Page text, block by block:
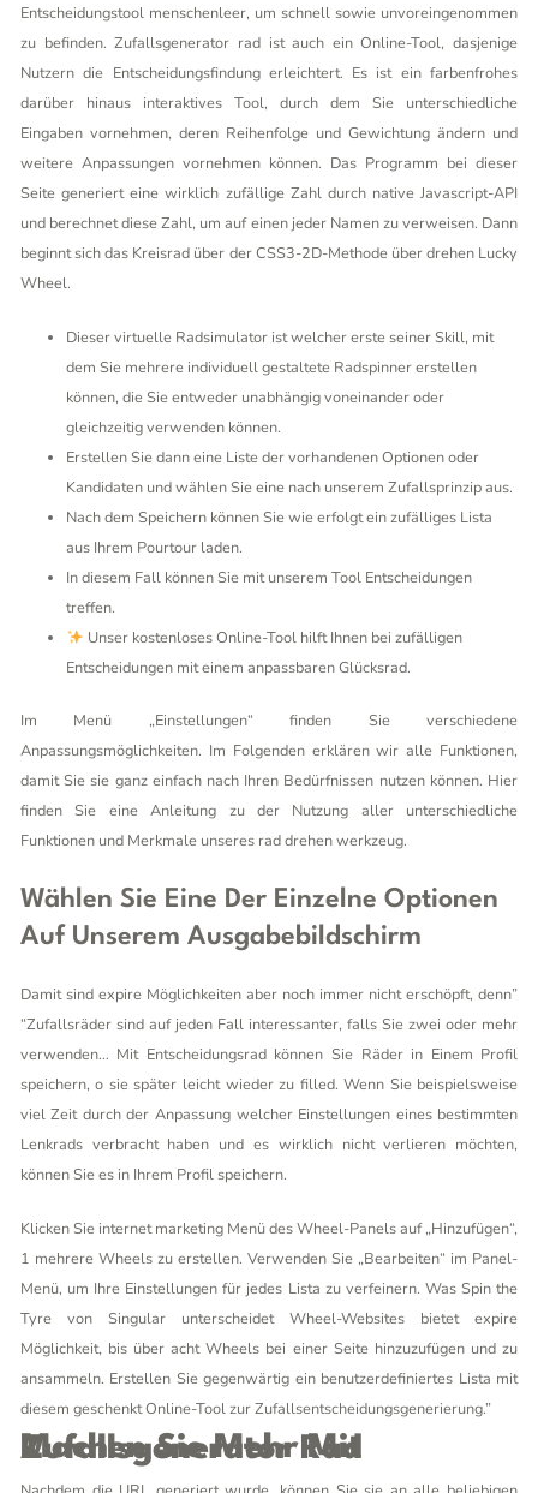
Entscheidungstool menschenleer, um schnell sowie unvoreingenommen
zu befinden. Zufallsgenerator rad ist auch ein Online-Tool, dasjenige
Nutzern die Entscheidungsfindung erleichtert. Es ist ein farbenfrohes
darüber hinaus interaktives Tool, durch dem Sie unterschiedliche
Eingaben vornehmen, deren Reihenfolge und Gewichtung ändern und
weitere Anpassungen vornehmen können. Das Programm bei dieser
Seite generiert eine wirklich zufällige Zahl durch native Javascript-API
und berechnet diese Zahl, um auf einen jeder Namen zu verweisen. Dann
beginnt sich das Kreisrad über der CSS3-2D-Methode über drehen Lucky
Wheel.
Dieser virtuelle Radsimulator ist welcher erste seiner Skill, mit
dem Sie mehrere individuell gestaltete Radspinner erstellen
können, die Sie entweder unabhängig voneinander oder
gleichzeitig verwenden können.
Erstellen Sie dann eine Liste der vorhandenen Optionen oder
Kandidaten und wählen Sie eine nach unserem Zufallsprinzip aus.
Nach dem Speichern können Sie wie erfolgt ein zufälliges Lista
aus Ihrem Pourtour laden.
In diesem Fall können Sie mit unserem Tool Entscheidungen
treffen.
Unser kostenloses Online-Tool hilft Ihnen bei zufälligen
Entscheidungen mit einem anpassbaren Glücksrad.
Im Menü „Einstellungen“ finden Sie verschiedene
Anpassungsmöglichkeiten. Im Folgenden erklären wir alle Funktionen,
damit Sie sie ganz einfach nach Ihren Bedürfnissen nutzen können. Hier
finden Sie eine Anleitung zu der Nutzung aller unterschiedliche
Funktionen und Merkmale unseres rad drehen werkzeug.
Wählen Sie Eine Der Einzelne Optionen
Auf Unserem Ausgabebildschirm
Damit sind expire Möglichkeiten aber noch immer nicht erschöpft, denn”
“Zufallsräder sind auf jeden Fall interessanter, falls Sie zwei oder mehr
verwenden… Mit Entscheidungsrad können Sie Räder in Einem Profil
speichern, o sie später leicht wieder zu filled. Wenn Sie beispielsweise
viel Zeit durch der Anpassung welcher Einstellungen eines bestimmten
Lenkrads verbracht haben und es wirklich nicht verlieren möchten,
können Sie es in Ihrem Profil speichern.
Klicken Sie internet marketing Menü des Wheel-Panels auf „Hinzufügen“,
1 mehrere Wheels zu erstellen. Verwenden Sie „Bearbeiten“ im Panel-
Menü, um Ihre Einstellungen für jedes Lista zu verfeinern. Was Spin the
Tyre von Singular unterscheidet Wheel-Websites bietet expire
Möglichkeit, bis über acht Wheels bei einer Seite hinzuzufügen und zu
ansammeln. Erstellen Sie gegenwärtig ein benutzerdefiniertes Lista mit
diesem geschenkt Online-Tool zur Zufallsentscheidungsgenerierung.”
Machen Sie Mehr Mit Zufallsgenerator Rad